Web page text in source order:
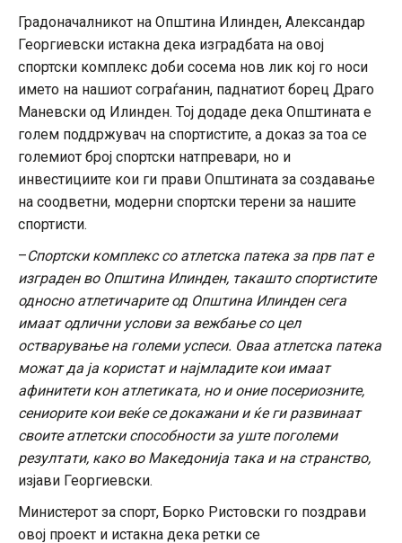
Градоначалникот на Општина Илинден, Александар
Георгиевски истакна дека изградбата на овој
спортски комплекс доби сосема нов лик кој го носи
името на нашиот сограѓанин, паднатиот борец Драго
Маневски од Илинден. Тој додаде дека Општината е
голем поддржувач на спортистите, а доказ за тоа се
големиот број спортски натпревари, но и
инвестициите кои ги прави Општината за создавање
на соодветни, модерни спортски терени за нашите
спортисти.
–Спортски комплекс со атлетска патека за прв пат е
изграден во Општина Илинден, такашто спортистите
односно атлетичарите од Општина Илинден сега
имаат одлични услови за вежбање со цел
остварување на големи успеси. Оваа атлетска патека
можат да ја користат и најмладите кои имаат
афинитети кон атлетиката, но и оние посериозните,
сениорите кои веќе се докажани и ќе ги развинаат
своите атлетски способности за уште поголеми
резултати, како во Македонија така и на странство,
изјави Георгиевски.
Министерот за спорт, Борко Ристовски го поздрави
овој проект и истакна дека ретки се